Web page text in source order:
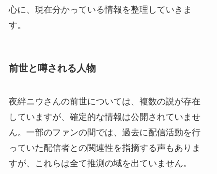
心に、現在分かっている情報を整理していきま
す。
前世と噂される人物
夜絆ニウさんの前世については、複数の説が存在
していますが、確定的な情報は公開されていませ
ん。一部のファンの間では、過去に配信活動を行
っていた配信者との関連性を指摘する声もありま
すが、これらは全て推測の域を出ていません。